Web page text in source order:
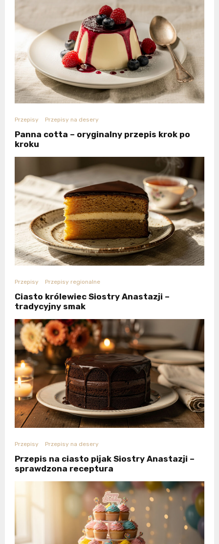
Przepisy Przepisy na desery
Panna cotta – oryginalny przepis krok po
kroku
Przepisy Przepisy regionalne
Ciasto królewiec Siostry Anastazji –
tradycyjny smak
Przepisy Przepisy na desery
Przepis na ciasto pijak Siostry Anastazji –
sprawdzona receptura